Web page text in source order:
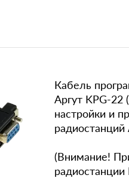
Кабель
Аргут KPG-22
настройки и
радиостанций
(Внимание!